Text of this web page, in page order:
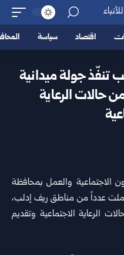
اقتصاد سياسة
تنفّذ جولة ميدانية
حالات الرعاية
الاجتماعية والعمل بمحافظة
عدداً من مناطق ريف إدلب،
الرعاية الاجتماعية وتقديم